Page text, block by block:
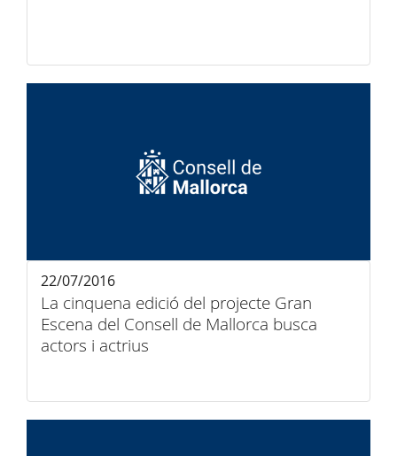
La cinquena edició del projecte Gran
Escena del Consell de Mallorca busca
actors i actrius
22/07/2016